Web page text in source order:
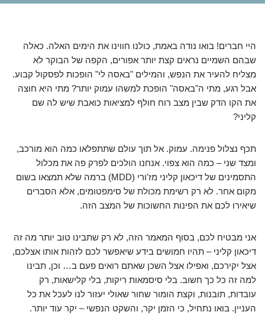
היי חברים! בואו נודה באמת, כולנו חווינו את הימים האלה. כאלה
שבהם השמיים נראים קצת יותר אפורים, הקפה של הבוקר לא
מצליח להעיר את הנפש, והמילים "באסה לי" הופכות לפסקול קבוע.
אבל רגע, מתי ה"באסה" הופכת למשהו עמוק יותר? מתי היא חוצה
את הקו הדק שבין מצב רוח חולף למציאות כואבת שיש לה שם
קליני?
תכף נצלול פנימה. עמוק. אל תוך עולם שתתפלאו כמה הוא מורכב,
ומצד שני – כמה הוא צפוי. אנחנו הולכים לפרק פה את מכלול
התסמינים של דיכאון קליני מז'ורי (MDD) ברמה שלא תמצאו בשום
מקום אחר. לא רק רשימת מכולת של סימפטומים, אלא הסברים
שיאירו לכם את הפינות החשוכות של המצב הזה.
אני מבטיח לכם, בסוף המאמר הזה, לא רק שתבינו טוב יותר מה זה
דיכאון קליני – תהיו חמושים בידע שיאפשר לכם לזהות אותו אצלכם,
אצל יקירכם, ואפילו אצל השכן שאתם רואים פעם ב… וכן, תבינו
למה זה כל כך חשוב. בלי סיסמאות ריקות, בלי קלישאות, רק
עובדות, תובנות, וקצת הומור שחור שאולי יעזור לנו לעכל את כל
העניין. בואו נתחיל, כי הזמן יקר, והשקט הנפשי – יקר עוד יותר.